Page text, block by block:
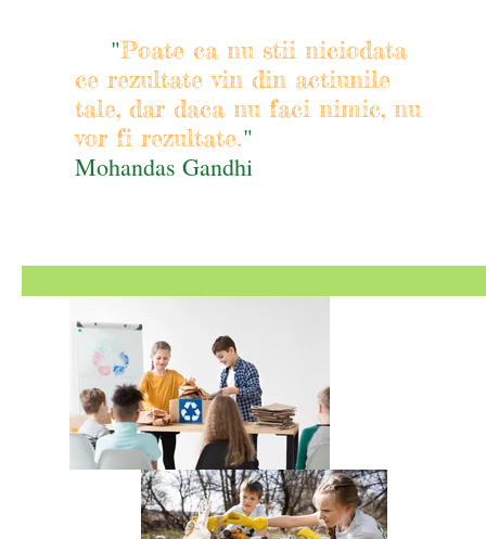
"Poate ca nu stii niciodata
ce rezultate vin din actiunile
tale, dar daca nu faci nimic, nu
vor fi rezultate."
Mohandas Gandhi